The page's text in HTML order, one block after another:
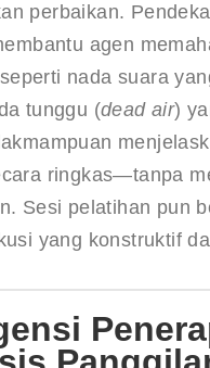
perbaikan.
agen
nada suara
tunggu (dead air)
ringkas—tanpa
Sesi pelatihan pun
yang konstruktif